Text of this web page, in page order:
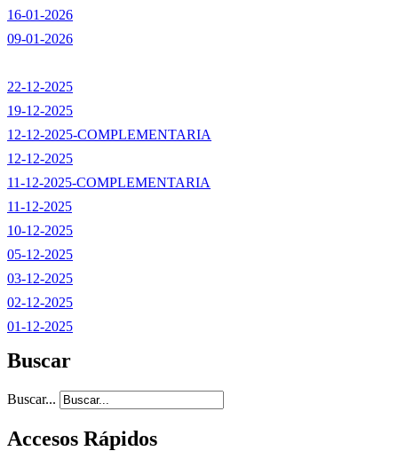
16-01-2026
09-01-2026
22-12-2025
19-12-2025
12-12-2025-COMPLEMENTARIA
12-12-2025
11-12-2025-COMPLEMENTARIA
11-12-2025
10-12-2025
05-12-2025
03-12-2025
02-12-2025
01-12-2025
Buscar
Buscar...
Accesos Rápidos